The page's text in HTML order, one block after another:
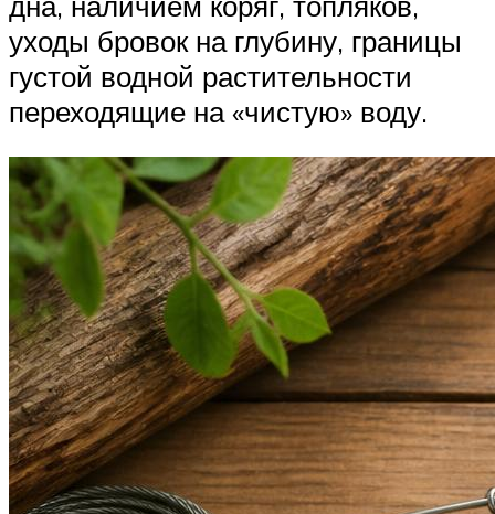
уходы бровок на глубину, границы
густой водной растительности
переходящие на «чистую» воду.